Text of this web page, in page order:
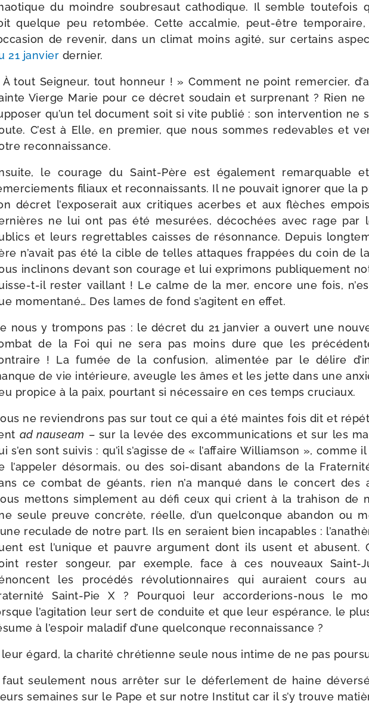
du moindre sou­bre­saut catho­dique. Il semble tou­te­fois
quelque peu retom­bée. Cette accal­mie, peut-​être
de reve­nir, dans un cli­mat moins agi­té, sur cer­tains
21 jan­vier der­nier.
tout Seigneur, tout hon­neur ! » Comment ne point remer­cier,
Vierge Marie pour ce décret sou­dain et sur­pre­nant ? Rien
qu’un tel docu­ment soit si vite publié : son inter­ven­tion ne
C’est à Elle, en pre­mier, que nous sommes rede­vables et
reconnaissance.
le cou­rage du Saint-​Père est éga­le­ment remar­quable
filiaux et recon­nais­sants. Il ne pou­vait igno­rer que la
décret l’exposerait aux cri­tiques acerbes et aux flèches
ne lui ont pas été mesu­rées, déco­chées avec rage par
et leurs regret­tables caisses de réson­nance. Depuis
n’avait pas été la cible de telles attaques frap­pées du coin de
incli­nons devant son cou­rage et lui expri­mons publi­que­ment
​t-​il res­ter vaillant ! Le calme de la mer, encore une fois,
momen­ta­né… Des lames de fond s’agitent en effet.
nous y trom­pons pas : le décret du 21 jan­vier a ouvert une
de la Foi qui ne sera pas moins dure que les
! La fumée de la confu­sion, ali­men­tée par le délire
de vie inté­rieure, aveugle les âmes et les jette dans une
pro­pice à la paix, pour­tant si néces­saire en ces temps cruciaux.
ne revien­drons pas sur tout ce qui a été maintes fois dit et
ad nau­seam – sur la levée des excom­mu­ni­ca­tions et sur les
s’en sont sui­vis : qu’il s’agisse de « l’affaire Williamson », comme
l’appeler désor­mais, ou des soi-​disant aban­dons de la
ce com­bat de géants, rien n’a man­qué dans le concert des
met­tons sim­ple­ment au défi ceux qui crient à la tra­hi­son de
seule preuve concrète, réelle, d’un quel­conque aban­don ou
recu­lade de notre part. Ils en seraient bien inca­pables :
est l’unique et pauvre argu­ment dont ils usent et abusent.
res­ter son­geur, par exemple, face à ces nou­veaux Saint-​
les pro­cé­dés révo­lu­tion­naires qui auraient cours
Saint-​Pie X ? Pourquoi leur accorderions-​nous le
l’agitation leur sert de conduite et que leur espé­rance, le
à l’espoir mala­dif d’une quel­conque reconnaissance ?
leur égard, la cha­ri­té chré­tienne seule nous intime de ne pas
faut seule­ment nous arrê­ter sur le défer­le­ment de haine
semaines sur le Pape et sur notre Institut car il s’y trouve